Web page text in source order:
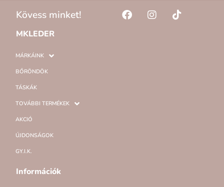
Kövess minket!
MKLEDER
MÁRKÁINK
BŐRÖNDÖK
TÁSKÁK
TOVÁBBI TERMÉKEK
AKCIÓ
ÚJDONSÁGOK
GY.I.K.
Információk